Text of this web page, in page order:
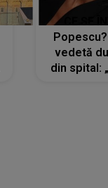
vedetă
din spital: